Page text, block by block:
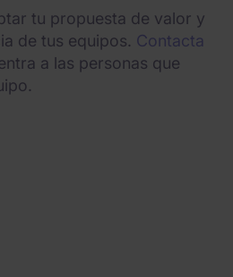
tu propuesta de valor y
de tus equipos. Contacta
a las personas que